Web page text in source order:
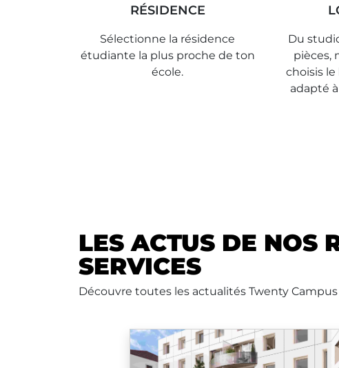
RÉSIDENCE
Sélectionne la résidence
étudiante la plus proche de ton
école.
Du
pièces,
choisis
adapté
LES ACTUS DE NOS
SERVICES
Découvre toutes les actualités Twenty